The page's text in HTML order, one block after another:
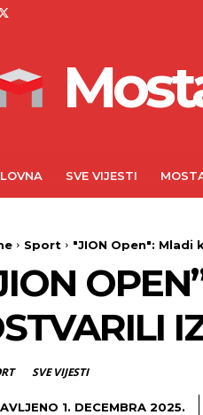
SVE VIJESTI
Sport "JION Open":
SVE VIJESTI
1. DECEMBRA 2025.